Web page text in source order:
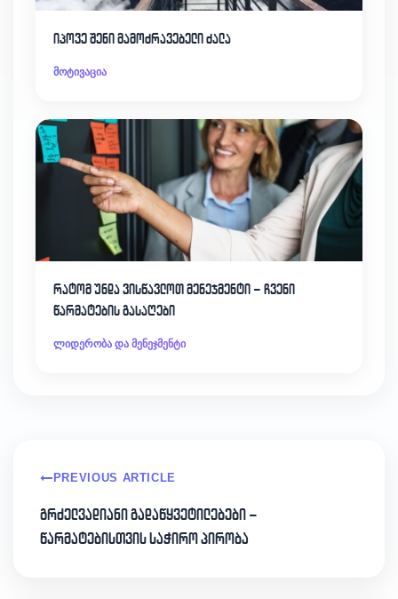
იპოვე შენი მამოძრავებელი ძალა
მოტივაცია
რატომ უნდა ვისწავლოთ მენეჯმენტი – ჩვენი
წარმატების გასაღები
ლიდერობა და მენეჯმენტი
PREVIOUS ARTICLE
გრძელვადიანი გადაწყვეტილებები –
წარმატებისთვის საჭირო პირობა